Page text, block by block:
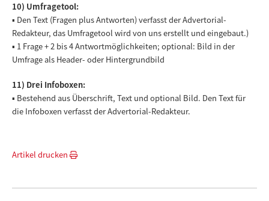
10) Umfragetool:
▪ Den Text (Fragen plus Antworten) verfasst der Advertorial-
Redakteur, das Umfragetool wird von uns erstellt und eingebaut.)
▪ 1 Frage + 2 bis 4 Antwortmöglichkeiten; optional: Bild in der
Umfrage als Header- oder Hintergrundbild
11) Drei Infoboxen:
▪ Bestehend aus Überschrift, Text und optional Bild. Den Text für
die Infoboxen verfasst der Advertorial-Redakteur.
Artikel drucken